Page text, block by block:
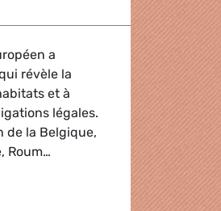
a
révèle la
et à
légales.
de la Belgique,
Roum…